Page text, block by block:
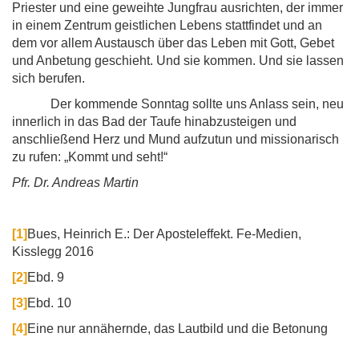
Priester und eine geweihte Jungfrau ausrichten, der immer
in einem Zentrum geistlichen Lebens stattfindet und an
dem vor allem Austausch über das Leben mit Gott, Gebet
und Anbetung geschieht. Und sie kommen. Und sie lassen
sich berufen.
Der kommende Sonntag sollte uns Anlass sein, neu
innerlich in das Bad der Taufe hinabzusteigen und
anschließend Herz und Mund aufzutun und missionarisch
zu rufen: „Kommt und seht!“
Pfr. Dr. Andreas Martin
[1] Bues, Heinrich E.: Der Aposteleffekt. Fe-Medien,
Kisslegg 2016
[2] Ebd. 9
[3] Ebd. 10
[4] Eine nur annähernde, das Lautbild und die Betonung